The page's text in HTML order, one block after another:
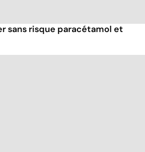
sans risque paracétamol et